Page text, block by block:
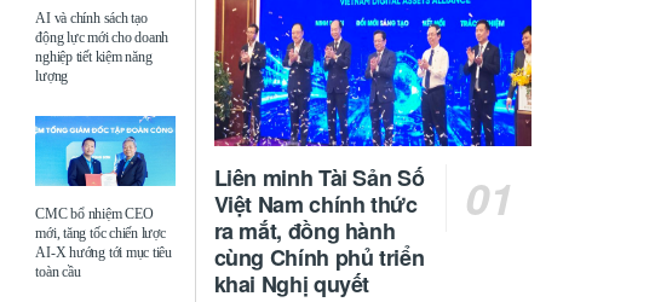
AI và chính sách tạo
động lực mới cho doanh
nghiệp tiết kiệm năng
lượng
CMC bổ nhiệm CEO
mới, tăng tốc chiến lược
AI-X hướng tới mục tiêu
toàn cầu
Liên minh Tài Sản Số
Việt Nam chính thức
ra mắt, đồng hành
cùng Chính phủ triển
khai Nghị quyết